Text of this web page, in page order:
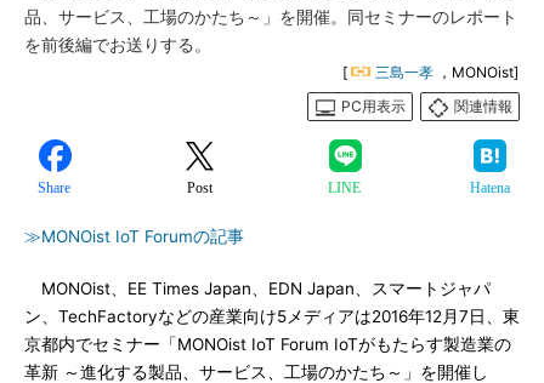
品、サービス、工場のかたち～」を開催。同セミナーのレポート
を前後編でお送りする。
[ 三島一孝 ，MONOist]
PC用表示
関連情報
Share Post LINE Hatena
≫MONOist IoT Forumの記事
MONOist、EE Times Japan、EDN Japan、スマートジャパ
ン、TechFactoryなどの産業向け5メディアは2016年12月7日、東
京都内でセミナー「MONOist IoT Forum IoTがもたらす製造業の
革新 ～進化する製品、サービス、工場のかたち～」を開催し